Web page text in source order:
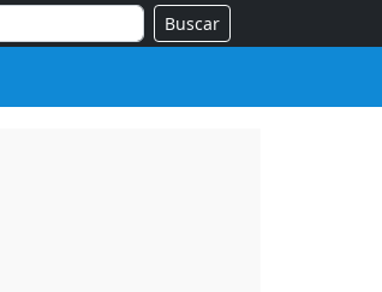
Buscar